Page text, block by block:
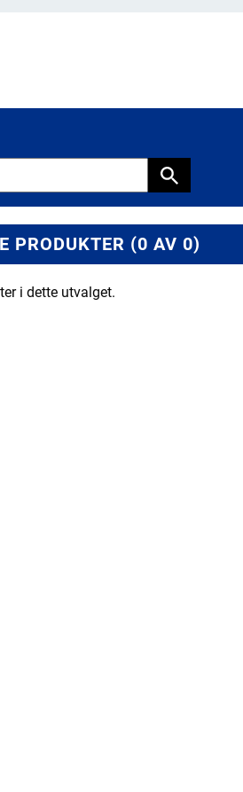
PRODUKTER (0 AV 0)
i dette utvalget.